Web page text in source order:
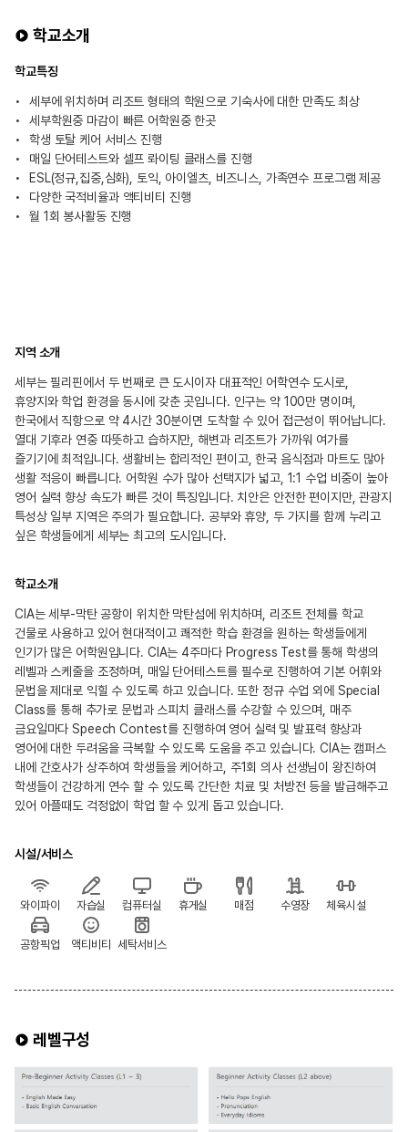
학교소개
학교특징
세부에 위치하며 리조트 형태의 학원으로 기숙사에 대한 만족도 최상
세부학원중 마감이 빠른 어학원중 한곳
학생 토탈 케어 서비스 진행
매일 단어테스트와 셀프 롸이팅 클래스를 진행
ESL(정규,집중,심화), 토익, 아이엘츠, 비즈니스, 가족연수 프로그램 제공
다양한 국적비율과 액티비티 진행
월 1회 봉사활동 진행
지역 소개
세부는 필리핀에서 두 번째로 큰 도시이자 대표적인 어학연수 도시로,
휴양지와 학업 환경을 동시에 갖춘 곳입니다. 인구는 약 100만 명이며,
한국에서 직항으로 약 4시간 30분이면 도착할 수 있어 접근성이 뛰어납니다.
열대 기후라 연중 따뜻하고 습하지만, 해변과 리조트가 가까워 여가를
즐기기에 최적입니다. 생활비는 합리적인 편이고, 한국 음식점과 마트도 많아
생활 적응이 빠릅니다. 어학원 수가 많아 선택지가 넓고, 1:1 수업 비중이 높아
영어 실력 향상 속도가 빠른 것이 특징입니다. 치안은 안전한 편이지만, 관광지
특성상 일부 지역은 주의가 필요합니다. 공부와 휴양, 두 가지를 함께 누리고
싶은 학생들에게 세부는 최고의 도시입니다.
학교소개
CIA는 세부-막탄 공항이 위치한 막탄섬에 위치하며, 리조트 전체를 학교
건물로 사용하고 있어 현대적이고 쾌적한 학습 환경을 원하는 학생들에게
인기가 많은 어학원입니다. CIA는 4주마다 Progress Test를 통해 학생의
레벨과 스케줄을 조정하며, 매일 단어테스트를 필수로 진행하여 기본 어휘와
문법을 제대로 익힐 수 있도록 하고 있습니다. 또한 정규 수업 외에 Special
Class를 통해 추가로 문법과 스피치 클래스를 수강할 수 있으며, 매주
금요일마다 Speech Contest를 진행하여 영어 실력 및 발표력 향상과
영어에 대한 두려움을 극복할 수 있도록 도움을 주고 있습니다. CIA는 캠퍼스
내에 간호사가 상주하여 학생들을 케어하고, 주1회 의사 선생님이 왕진하여
학생들이 건강하게 연수 할 수 있도록 간단한 치료 및 처방전 등을 발급해주고
있어 아플때도 걱정없이 학업 할 수 있게 돕고 있습니다.
시설/서비스
와이파이 자습실 컴퓨터실 휴게실 매점 수영장 체육시설
공항픽업 액티비티 세탁서비스
레벨구성